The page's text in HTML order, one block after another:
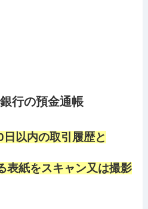
行の預金通帳
日以内の取引履歴と
表紙をスキャン又は撮影